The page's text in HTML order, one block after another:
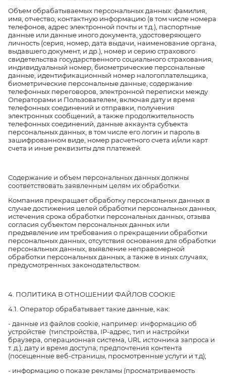
Объем обрабатываемых персональных данных: фамилия,
имя, отчество, контактную информацию (в том числе номера
телефонов, адрес электронной почты и т.д.), паспортные
данные или данные иного документа, удостоверяющего
личность (серия, номер, дата выдачи, наименование органа,
выдавшего документ, и др.), номер и серию страхового
свидетельства государственного социального страхования,
индивидуальный номер, биометрические персональные
данные, идентификационный номер налогоплательщика,
биометрические персональные данные, содержание
телефонных переговоров, электронной переписки между
Операторами и Пользователем, включая дату и время
телефонных соединений и отправки, получения
электронных сообщений, а также продолжительность
телефонных соединений, данные аккаунта субъекта
персональных данных, в том числе его логин и пароль в
зашифрованном виде, номер расчетного счета и/или карт
счета и иные реквизиты для платежей.
Содержание и объем персональных данных должны
соответствовать заявленным целям их обработки.
Компания прекращает обработку персональных данных в
случае достижения целей обработки персональных данных,
истечения срока обработки персональных данных, отзыва
согласия субъектом персональных данных или
предъявление им требования о прекращении обработки
персональных данных, отсутствия основания для обработки
персональных данных, выявление неправомерной
обработки персональных данных, а также в иных случаях,
предусмотренных законодательством.
4. ПОЛИТИКА В ОТНОШЕНИИ ФАЙЛОВ COOKIE
4.1. Оператор обрабатывает такие данные, как:
- данные из файлов cookie, например: информацию об
устройстве (типстройства, IP-адрес, тип и настройки
браузера, операционная система, URL источника запроса и
т. д.); дату и время доступа; предпочтения контента
(посещенные веб-страницы, просмотренные услуги и т.д);
- информацию о показе рекламы (просматриваемость